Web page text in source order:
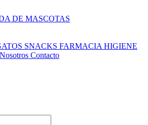
SNACKS FARMACIA HIGIENE
Contacto